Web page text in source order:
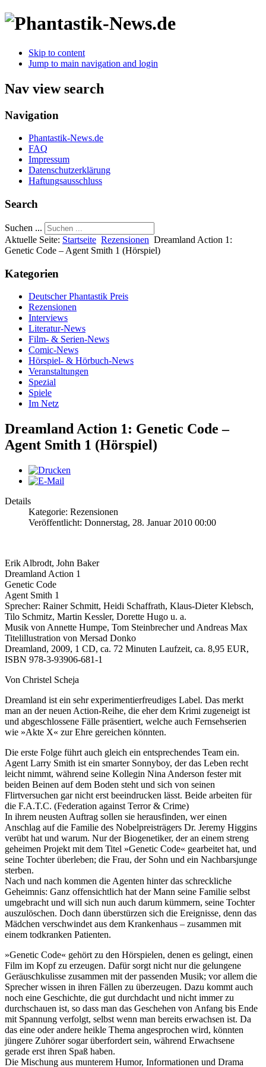
Skip to content
Jump to main navigation and login
Nav view search
Navigation
Phantastik-News.de
FAQ
Impressum
Datenschutzerklärung
Haftungsausschluss
Search
Suchen ...
Aktuelle Seite: Startseite Rezensionen Dreamland Action 1:
Genetic Code – Agent Smith 1 (Hörspiel)
Kategorien
Deutscher Phantastik Preis
Rezensionen
Interviews
Literatur-News
Film- & Serien-News
Comic-News
Hörspiel- & Hörbuch-News
Veranstaltungen
Spezial
Spiele
Im Netz
Dreamland Action 1: Genetic Code –
Agent Smith 1 (Hörspiel)
Details
Kategorie: Rezensionen
Veröffentlicht: Donnerstag, 28. Januar 2010 00:00
Erik Albrodt, John Baker
Dreamland Action 1
Genetic Code
Agent Smith 1
Sprecher: Rainer Schmitt, Heidi Schaffrath, Klaus-Dieter Klebsch,
Tilo Schmitz, Martin Kessler, Dorette Hugo u. a.
Musik von Annette Humpe, Tom Steinbrecher und Andreas Max
Titelillustration von Mersad Donko
Dreamland, 2009, 1 CD, ca. 72 Minuten Laufzeit, ca. 8,95 EUR,
ISBN 978-3-93906-681-1
Von Christel Scheja
Dreamland ist ein sehr experimentierfreudiges Label. Das merkt
man an der neuen Action-Reihe, die eher dem Krimi zugeneigt ist
und abgeschlossene Fälle präsentiert, welche auch Fernsehserien
wie »Akte X« zur Ehre gereichen könnten.
Die erste Folge führt auch gleich ein entsprechendes Team ein.
Agent Larry Smith ist ein smarter Sonnyboy, der das Leben recht
leicht nimmt, während seine Kollegin Nina Anderson fester mit
beiden Beinen auf dem Boden steht und sich von seinen
Flirtversuchen gar nicht erst beeindrucken lässt. Beide arbeiten für
die F.A.T.C. (Federation against Terror & Crime)
In ihrem neusten Auftrag sollen sie herausfinden, wer einen
Anschlag auf die Familie des Nobelpreisträgers Dr. Jeremy Higgins
verübt hat und warum. Nur der Biogenetiker, der an einem streng
geheimen Projekt mit dem Titel »Genetic Code« gearbeitet hat, und
seine Tochter überleben; die Frau, der Sohn und ein Nachbarsjunge
sterben.
Nach und nach kommen die Agenten hinter das schreckliche
Geheimnis: Ganz offensichtlich hat der Mann seine Familie selbst
umgebracht und will sich nun auch darum kümmern, seine Tochter
auszulöschen. Doch dann überstürzen sich die Ereignisse, denn das
Mädchen verschwindet aus dem Krankenhaus – zusammen mit
einem todkranken Patienten.
»Genetic Code« gehört zu den Hörspielen, denen es gelingt, einen
Film im Kopf zu erzeugen. Dafür sorgt nicht nur die gelungene
Geräuschkulisse zusammen mit der passenden Musik; vor allem die
Sprecher wissen in ihren Fällen zu überzeugen. Dazu kommt auch
noch eine Geschichte, die gut durchdacht und nicht immer zu
durchschauen ist, so dass man das Geschehen von Anfang bis Ende
mit Spannung verfolgt, selbst wenn man bereits erwachsen ist. Da
das eine oder andere heikle Thema angesprochen wird, könnten
jüngere Zuhörer sogar überfordert sein, während Erwachsene
gerade erst ihren Spaß haben.
Die Mischung aus munterem Humor, Informationen und Drama